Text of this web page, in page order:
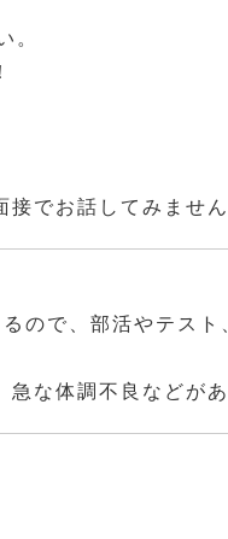
。
接でお話してみませ
ので、部活やテス
な体調不良などが